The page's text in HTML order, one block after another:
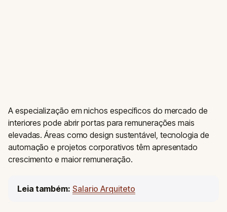
A especialização em nichos específicos do mercado de
interiores pode abrir portas para remunerações mais
elevadas. Áreas como design sustentável, tecnologia de
automação e projetos corporativos têm apresentado
crescimento e maior remuneração.
Leia também: Salario Arquiteto